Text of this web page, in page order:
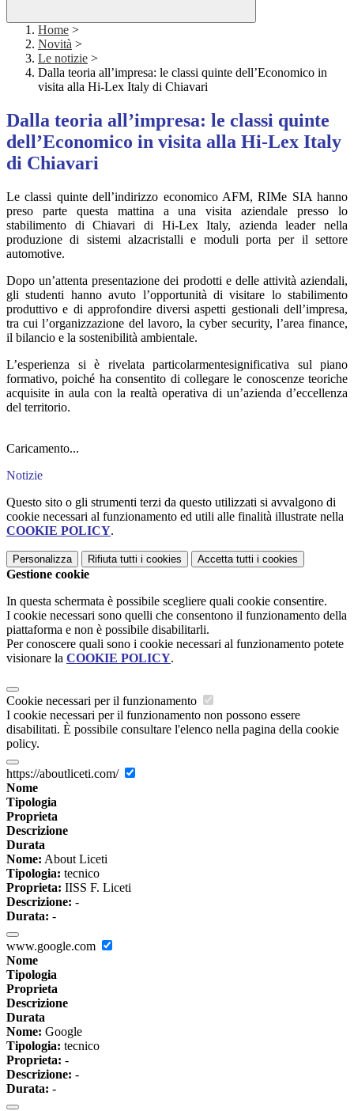
Home >
Novità >
Le notizie >
Dalla teoria all’impresa: le classi quinte dell’Economico in
visita alla Hi-Lex Italy di Chiavari
Dalla teoria all’impresa: le classi quinte
dell’Economico in visita alla Hi-Lex Italy
di Chiavari
Le classi quinte dell’indirizzo economico AFM, RIMe SIA hanno
preso parte questa mattina a una visita aziendale presso lo
stabilimento di Chiavari di Hi-Lex Italy, azienda leader nella
produzione di sistemi alzacristalli e moduli porta per il settore
automotive.
Dopo un’attenta presentazione dei prodotti e delle attività aziendali,
gli studenti hanno avuto l’opportunità di visitare lo stabilimento
produttivo e di approfondire diversi aspetti gestionali dell’impresa,
tra cui l’organizzazione del lavoro, la cyber security, l’area finance,
il bilancio e la sostenibilità ambientale.
L’esperienza si è rivelata particolarmentesignificativa sul piano
formativo, poiché ha consentito di collegare le conoscenze teoriche
acquisite in aula con la realtà operativa di un’azienda d’eccellenza
del territorio.
Caricamento...
Notizie
Questo sito o gli strumenti terzi da questo utilizzati si avvalgono di
cookie necessari al funzionamento ed utili alle finalità illustrate nella
COOKIE POLICY.
Personalizza Rifiuta tutti i cookies Accetta tutti i cookies
Gestione cookie
In questa schermata è possibile scegliere quali cookie consentire.
I cookie necessari sono quelli che consentono il funzionamento della
piattaforma e non è possibile disabilitarli.
Per conoscere quali sono i cookie necessari al funzionamento potete
visionare la COOKIE POLICY.
Cookie necessari per il funzionamento
I cookie necessari per il funzionamento non possono essere
disabilitati. È possibile consultare l'elenco nella pagina della cookie
policy.
https://aboutliceti.com/
Nome
Tipologia
Proprieta
Descrizione
Durata
Nome: About Liceti
Tipologia: tecnico
Proprieta: IISS F. Liceti
Descrizione: -
Durata: -
www.google.com
Nome
Tipologia
Proprieta
Descrizione
Durata
Nome: Google
Tipologia: tecnico
Proprieta: -
Descrizione: -
Durata: -